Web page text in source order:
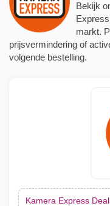
Bekijk
markt.
prijsvermindering of
volgende bestelling.
Kamera Express